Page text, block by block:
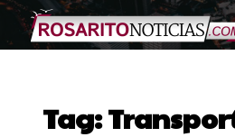
Tag: